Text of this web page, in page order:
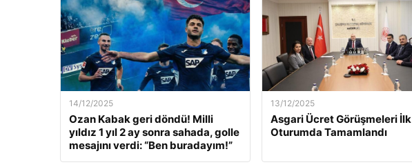
14/12/2025
Ozan Kabak geri döndü! Milli
yıldız 1 yıl 2 ay sonra sahada, golle
mesajını verdi: “Ben buradayım!”
13/12/2025
Asgari Ücret Görüşmeleri İlk
Oturumda Tamamlandı